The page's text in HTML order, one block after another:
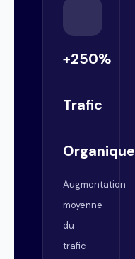
+250%
Trafic
Organique
Augmentation
moyenne
du
trafic